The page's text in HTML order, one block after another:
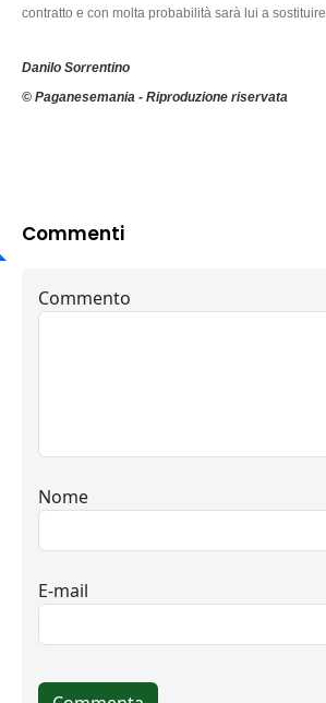
contratto e con molta probabilità sarà lui a sostituire
Danilo Sorrentino
© Paganesemania - Riproduzione riservata
Commenti